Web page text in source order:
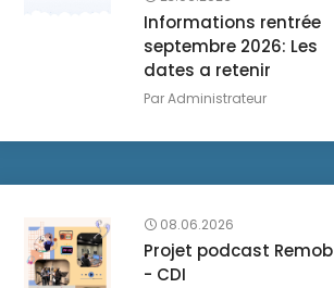
Informations rentrée
septembre 2026: Les
dates a retenir
ParAdministrateur
08.06.2026
Projet podcast Remob
- CDI